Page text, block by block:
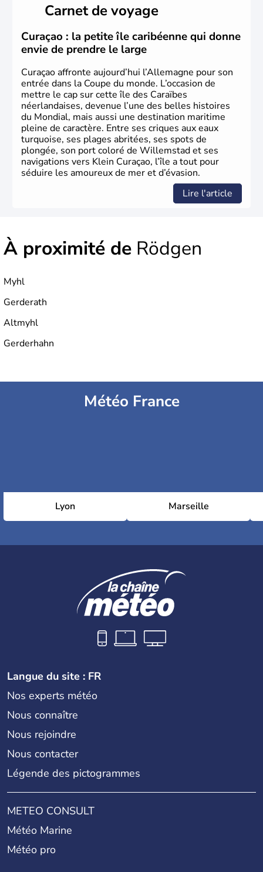
lesquelles bénéficient d'une grande autonomie. Le pays
peut se targuer de grands noms qu'il a vu naître dans tous
les domaines, des arts à la politique en passant par la
philosophie. Hertz, Gutenberg, Heidegger, Thomas Mann,
Herman Hesse ou bien Hegel en font partie.
Carnet de voyage
Curaçao : la petite île caribéenne qui donne
envie de prendre le large
Curaçao affronte aujourd’hui l’Allemagne pour son
entrée dans la Coupe du monde. L’occasion de
mettre le cap sur cette île des Caraïbes
néerlandaises, devenue l’une des belles histoires
du Mondial, mais aussi une destination maritime
pleine de caractère. Entre ses criques aux eaux
turquoise, ses plages abritées, ses spots de
plongée, son port coloré de Willemstad et ses
navigations vers Klein Curaçao, l’île a tout pour
séduire les amoureux de mer et d’évasion.
Lire l'article
À proximité de Rödgen
Myhl
Gerderath
Altmyhl
Gerderhahn
Météo France
Lyon Marseille
Langue du site : FR
Nos experts météo
Nous connaître
Nous rejoindre
Nous contacter
Légende des pictogrammes
METEO CONSULT
Météo Marine
Météo pro